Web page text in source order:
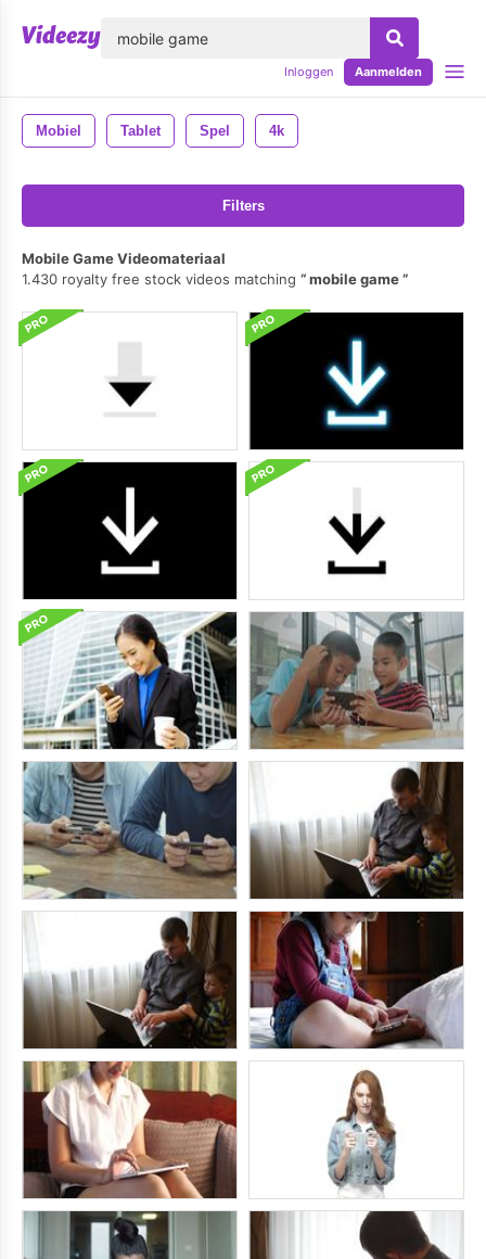
Inloggen Aanmelden
Mobiel Tablet Spel 4k
Filters
Mobile Game Videomateriaal
1.430 royalty free stock videos matching
mobile game